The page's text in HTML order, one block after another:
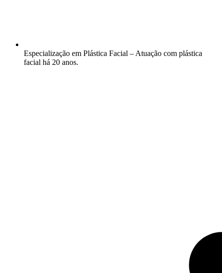
Especialização em Plástica Facial – Atuação com plástica
facial há 20 anos.